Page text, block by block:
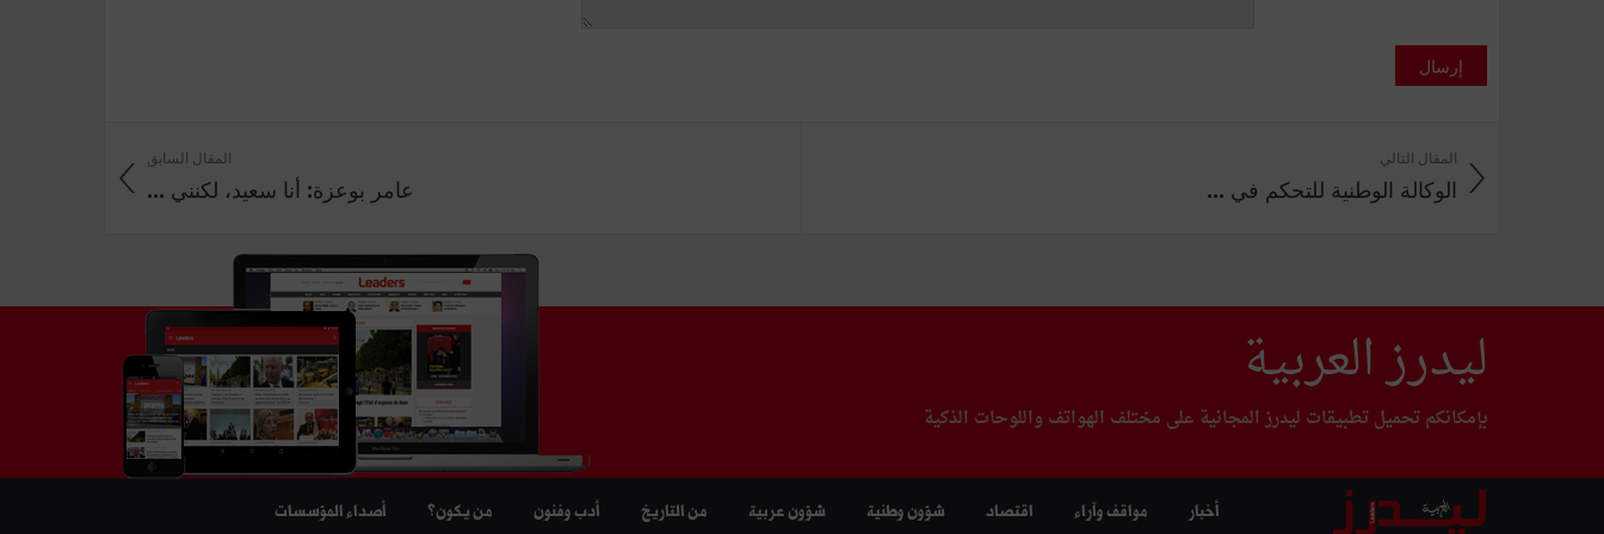
إرسال
المقال السابق
عامر بوعزة: أنا سعيد، لكنني ...
المقال التالي
الوكالة الوطنية للتحكم في ...
ليدرز العربية
بإمكانكم تحميل تطبيقات ليدرز المجانية على مختلف الهواتف واللوحات الذكية
أخبار مواقف وآراء اقتصاد شؤون وطنية شؤون عربية من التاريخ أدب وفنون من يكون؟ أصداء المؤسسات